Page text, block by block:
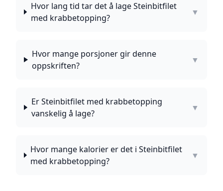
Hvor lang tid tar det å lage Steinbitfilet
med krabbetopping?
▼
Hvor mange porsjoner gir denne
oppskriften?
▼
Er Steinbitfilet med krabbetopping
vanskelig å lage?
▼
Hvor mange kalorier er det i Steinbitfilet
med krabbetopping?
▼